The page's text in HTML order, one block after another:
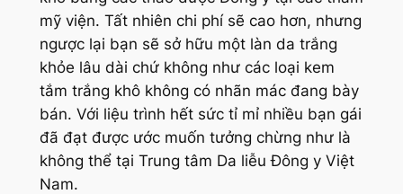
mỹ viện. Tất nhiên chi phí sẽ cao hơn, nhưng
ngược lại bạn sẽ sở hữu một làn da trắng
khỏe lâu dài chứ không như các loại kem
tắm trắng khô không có nhãn mác đang bày
bán. Với liệu trình hết sức tỉ mỉ nhiều bạn gái
đã đạt được ước muốn tưởng chừng như là
không thể tại Trung tâm Da liễu Đông y Việt
Nam.